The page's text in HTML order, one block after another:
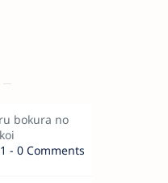
bokura no
- 0 Comments